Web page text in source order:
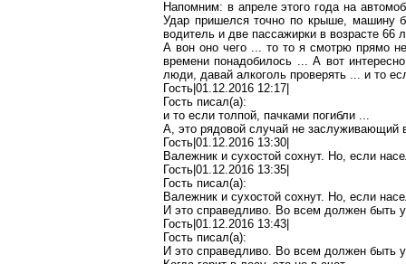
Напомним: в апреле этого года на
Удар пришелся точно по крыше, машину
водитель и две пассажирки в возрасте 66
А вон оно чего ... то тоя смотрю прямо
времени понадобилось ... А вот
люди, давай алкоголь проверять ... и то
Гость|01.12.2016 12:17|
Гость писал(a):
и то если толпой, пачками погибли ...
А, это рядовой случай не заслуживающий
Гость|01.12.2016 13:30|
Валежник и сухостой сохнут. Но, если
Гость|01.12.2016 13:35|
Гость писал(a):
Валежник и сухостой сохнут. Но, если
И это справедливо. Во всем должен быть
Гость|01.12.2016 13:43|
Гость писал(a):
И это справедливо. Во всем должен быть